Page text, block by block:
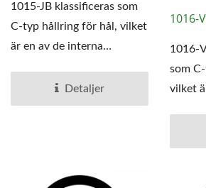
1015-JB klassificeras som
C-typ hållring för hål, vilket
är en av de interna
Detaljer
1016-
1016-
som
vilket